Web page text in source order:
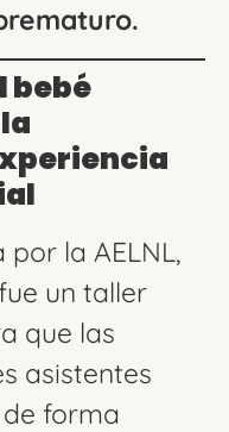
bebé
la AELNL,
un taller
que las
asistentes
forma